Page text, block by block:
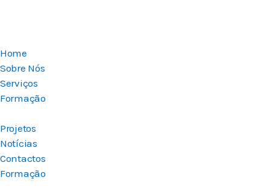
Home
Sobre Nós
Serviços
Formação
Projetos
Notícias
Contactos
Formação